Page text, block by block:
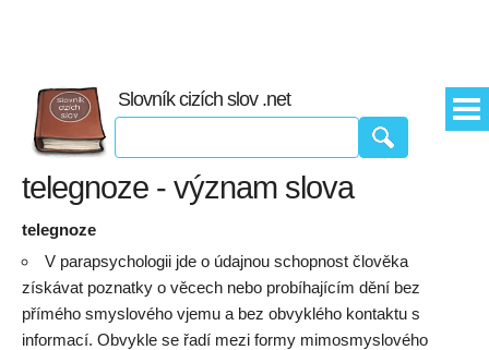
Slovník cizích slov .net
telegnoze - význam slova
telegnoze
V parapsychologii jde o údajnou schopnost člověka
získávat poznatky o věcech nebo probíhajícím dění bez
přímého smyslového vjemu a bez obvyklého kontaktu s
informací. Obvykle se řadí mezi formy mimosmyslového